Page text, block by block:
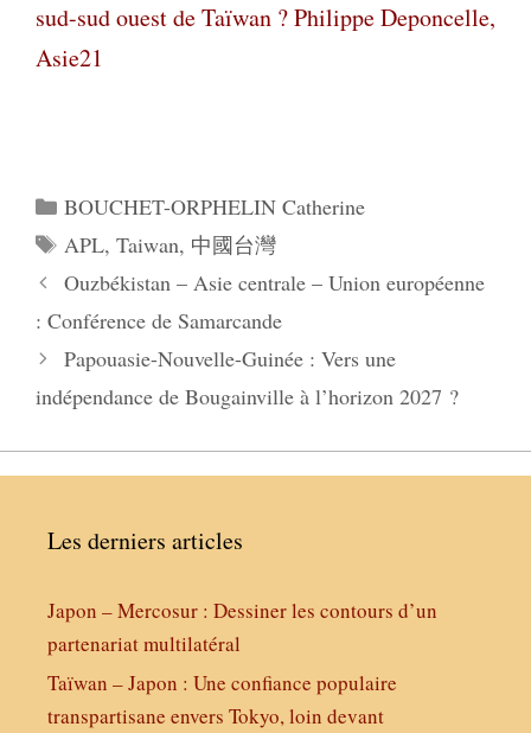
sud-sud ouest de Taïwan ?Philippe Deponcelle,
Asie21
Catégories
BOUCHET-ORPHELIN Catherine
Étiquettes
APL, Taiwan, 中國台灣
Ouzbékistan – Asie centrale – Union européenne
: Conférence de Samarcande
Papouasie-Nouvelle-Guinée : Vers une
indépendance de Bougainville à l’horizon 2027 ?
Les derniers articles
Japon – Mercosur : Dessiner les contours d’un
partenariat multilatéral
Taïwan – Japon : Une confiance populaire
transpartisane envers Tokyo, loin devant